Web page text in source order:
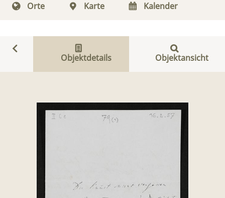
Orte Karte Kalender
Objektdetails Objektansicht